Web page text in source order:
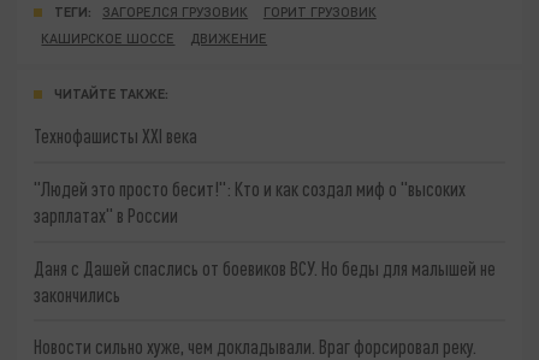
ТЕГИ: ЗАГОРЕЛСЯ ГРУЗОВИК
ГОРИТ ГРУЗОВИК
КАШИРСКОЕ ШОССЕ
ДВИЖЕНИЕ
ЧИТАЙТЕ ТАКЖЕ:
Технофашисты XXI века
"Людей это просто бесит!": Кто и как создал миф о "высоких
зарплатах" в России
Даня с Дашей спаслись от боевиков ВСУ. Но беды для малышей не
закончились
Новости сильно хуже, чем докладывали. Враг форсировал реку.